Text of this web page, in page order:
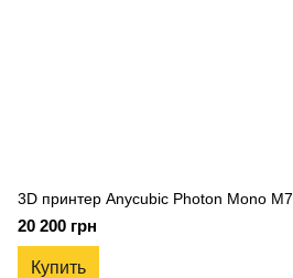
3D принтер Anycubic Photon Mono M7
20 200 грн
Купить